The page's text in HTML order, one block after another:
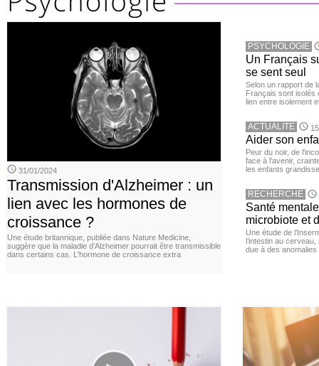
31/01/2024
Transmission d'Alzheimer : un
lien avec les hormones de
croissance ?
Une étude britannique, publiée dans Nature Medicine,
suggère que la maladie d’Alzheimer pourrait être transmissible
dans certains cas. L'hormone de croissance extra
PSYCHOLOGIE
Un Français
se sent seul
Selon un rapport de
Français sont isolés
lien entre isolement
ACTUALITE
Aider son
Peur du noir, de
face à l'avenir,
les enfants
RECHERCHE
Santé
microbiote et
Une étude de
l’intestin au
due à des